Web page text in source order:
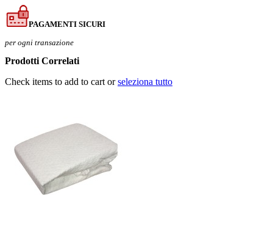
PAGAMENTI SICURI
per ogni transazione
Prodotti Correlati
Check items to add to cart orseleziona tutto